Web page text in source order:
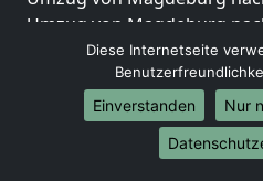
Umzug von Magdeburg
Umzug von Magdeburg
Umzug von Magdeburg
Umzug von Magdeburg
Umzug von Magdeburg
Umzug von Magdeburg
Diese Internetseite
Einverstanden
Nur